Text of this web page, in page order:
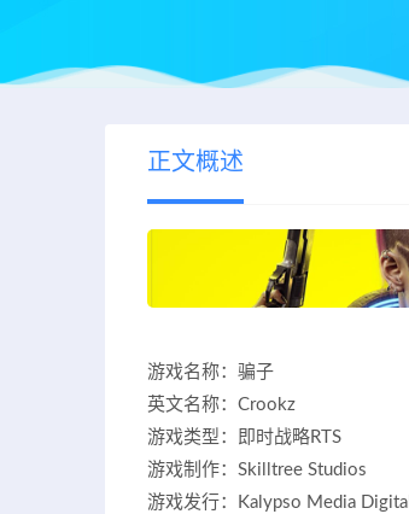
正文概述
游戏名称：骗子
英文名称：Crookz
游戏类型：即时战略RTS
游戏制作：Skilltree Studios
游戏发行：Kalypso Media Digital